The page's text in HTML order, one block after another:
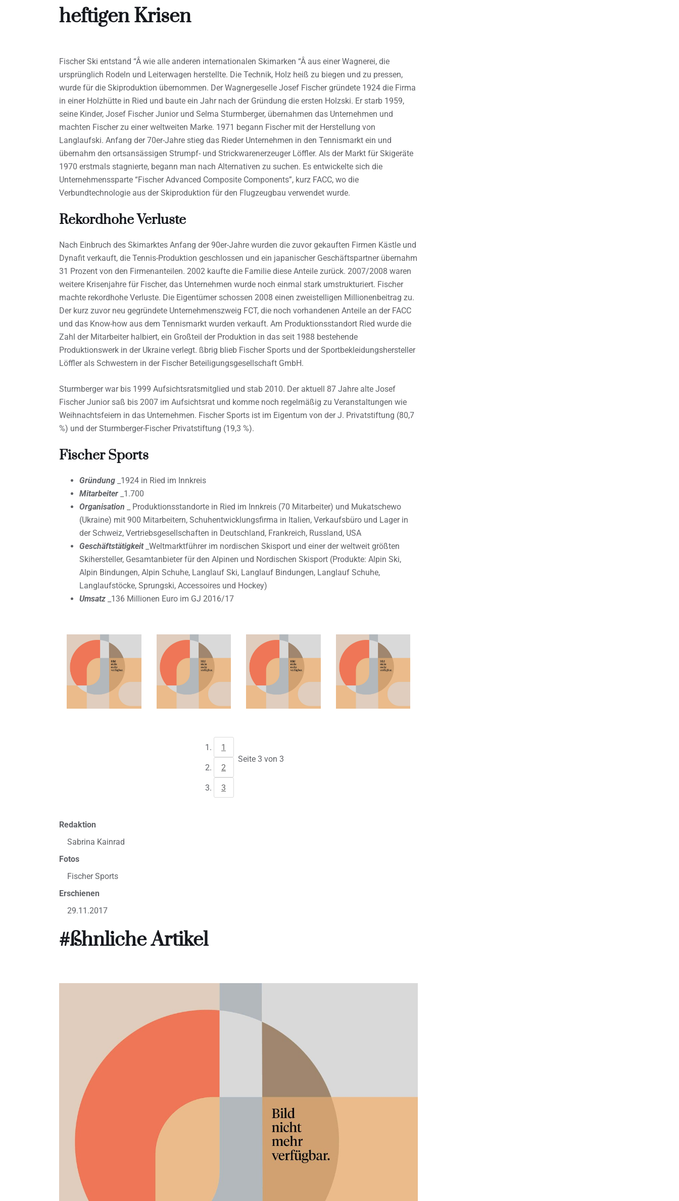
heftigen Krisen
Fischer Ski entstand “Â wie alle anderen internationalen Skimarken “Â aus einer Wagnerei, die
ursprünglich Rodeln und Leiterwagen herstellte. Die Technik, Holz heiß zu biegen und zu pressen,
wurde für die Skiproduktion übernommen. Der Wagnergeselle Josef Fischer gründete 1924 die Firma
in einer Holzhütte in Ried und baute ein Jahr nach der Gründung die ersten Holzski. Er starb 1959,
seine Kinder, Josef Fischer Junior und Selma Sturmberger, übernahmen das Unternehmen und
machten Fischer zu einer weltweiten Marke. 1971 begann Fischer mit der Herstellung von
Langlaufski. Anfang der 70er-Jahre stieg das Rieder Unternehmen in den Tennismarkt ein und
übernahm den ortsansässigen Strumpf- und Strickwarenerzeuger Löffler. Als der Markt für Skigeräte
1970 erstmals stagnierte, begann man nach Alternativen zu suchen. Es entwickelte sich die
Unternehmenssparte “Fischer Advanced Composite Components”, kurz FACC, wo die
Verbundtechnologie aus der Skiproduktion für den Flugzeugbau verwendet wurde.
Rekordhohe Verluste
Nach Einbruch des Skimarktes Anfang der 90er-Jahre wurden die zuvor gekauften Firmen Kästle und
Dynafit verkauft, die Tennis-Produktion geschlossen und ein japanischer Geschäftspartner übernahm
31 Prozent von den Firmenanteilen. 2002 kaufte die Familie diese Anteile zurück. 2007/2008 waren
weitere Krisenjahre für Fischer, das Unternehmen wurde noch einmal stark umstrukturiert. Fischer
machte rekordhohe Verluste. Die Eigentümer schossen 2008 einen zweistelligen Millionenbeitrag zu.
Der kurz zuvor neu gegründete Unternehmenszweig FCT, die noch vorhandenen Anteile an der FACC
und das Know-how aus dem Tennismarkt wurden verkauft. Am Produktionsstandort Ried wurde die
Zahl der Mitarbeiter halbiert, ein Großteil der Produktion in das seit 1988 bestehende
Produktionswerk in der Ukraine verlegt. ßbrig blieb Fischer Sports und der Sportbekleidungshersteller
Löffler als Schwestern in der Fischer Beteiligungsgesellschaft GmbH.
Sturmberger war bis 1999 Aufsichtsratsmitglied und stab 2010. Der aktuell 87 Jahre alte Josef
Fischer Junior saß bis 2007 im Aufsichtsrat und komme noch regelmäßig zu Veranstaltungen wie
Weihnachtsfeiern in das Unternehmen. Fischer Sports ist im Eigentum von der J. Privatstiftung (80,7
%) und der Sturmberger-Fischer Privatstiftung (19,3 %).
Fischer Sports
Gründung _1924 in Ried im Innkreis
Mitarbeiter _1.700
Organisation _ Produktionsstandorte in Ried im Innkreis (70 Mitarbeiter) und Mukatschewo
(Ukraine) mit 900 Mitarbeitern, Schuhentwicklungsfirma in Italien, Verkaufsbüro und Lager in
der Schweiz, Vertriebsgesellschaften in Deutschland, Frankreich, Russland, USA
Geschäftstätigkeit_Weltmarktführer im nordischen Skisport und einer der weltweit größten
Skihersteller, Gesamtanbieter für den Alpinen und Nordischen Skisport (Produkte: Alpin Ski,
Alpin Bindungen, Alpin Schuhe, Langlauf Ski, Langlauf Bindungen, Langlauf Schuhe,
Langlaufstöcke, Sprungski, Accessoires und Hockey)
Umsatz _136 Millionen Euro im GJ 2016/17
1
2
3
Seite 3 von 3
Redaktion
Sabrina Kainrad
Fotos
Fischer Sports
Erschienen
29.11.2017
#ßhnliche Artikel